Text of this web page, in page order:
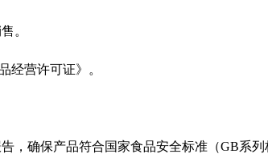
。
经营许可证》。
确保产品符合国家食品安全标准（GB系列